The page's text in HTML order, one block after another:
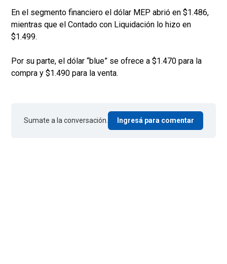
En el segmento financiero el dólar MEP abrió en $1.486,
mientras que el Contado con Liquidación lo hizo en
$1.499.
Por su parte, el dólar “blue” se ofrece a $1.470 para la
compra y $1.490 para la venta.
Sumate a la conversación. Ingresá para comentar